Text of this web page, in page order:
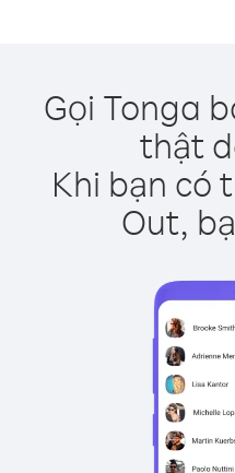
Gọi Tonga
thật
Khi bạn có
Out,